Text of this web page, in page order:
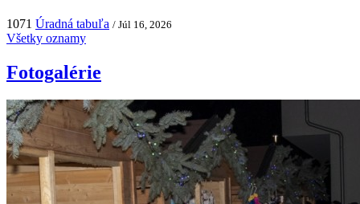
1071 Úradná tabuľa / Júl 16, 2026
Všetky oznamy
Fotogalérie